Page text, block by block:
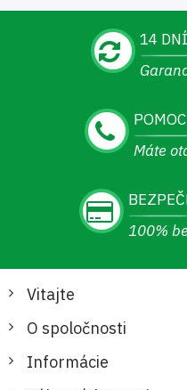
14
POMOC
Máte
100%
Vitajte
O spoločnosti
Informácie